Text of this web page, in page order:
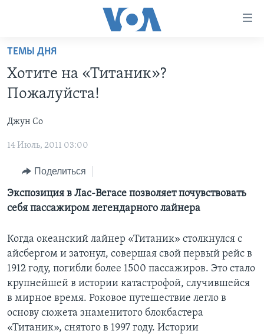
Перейти
основной
контент
навигации
Перейти
поиск
НОВОСТИ ЗА МИНУТУ
ИТОГИ
ПОЧЕМУ ЭТО ВАЖНО?
ДИСКУССИЯ VOA
ДЕТАЛИ
НЬЮ-ЙОРК NEW YORK
АМЕРИКА. БОЛЬШОЕ ПУТЕШЕСТВИЕ
ПРОЕКТЫ
УЧИМ АНГЛИЙСКИЙ
НАША АМЕРИКАНСКАЯ ИСТОРИЯ
А КАК В АМЕРИКЕ?
АРТЕФАКТЫ
АМЕРИКАНСКИЕ ГОРОДКИ
ЭКСПЕРТИЗА
ИНТЕРВЬЮ
ФАКТЫ ПРОТИВ ФЕЙКОВ
ЗА СВОБОДУ ПРЕССЫ
УЧИМ АНГЛИЙСКИЙ
ВИДЕО
ПОДПИСКА НА НОВОСТИ
Learning English
СОЦИАЛЬНЫЕ СЕТИ
ТЕМЫ ДНЯ
Хотите на «Титаник»?
Пожалуйста!
Джун Со
14 Июль, 2011 03:00
Поделиться
Экспозиция в Лас-Вегасе позволяет почувствовать
себя пассажиром легендарного лайнера
Когда океанский лайнер «Титаник» столкнулся с
айсбергом и затонул, совершая свой первый рейс в
1912 году, погибли более 1500 пассажиров. Это стало
крупнейшей в истории катастрофой, случившейся
в мирное время. Роковое путешествие легло в
основу сюжета знаменитого блокбастера
«Титаник», снятого в 1997 году. Истории